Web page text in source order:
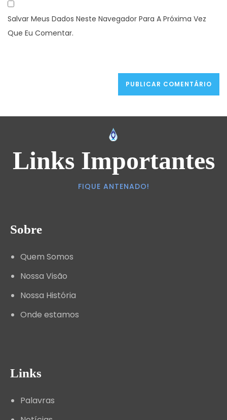
Salvar Meus Dados Neste Navegador Para A Próxima Vez
Que Eu Comentar.
Links Importantes
FIQUE ANTENADO!
Sobre
Quem Somos
Nossa Visão
Nossa História
Onde estamos
Links
Palavras